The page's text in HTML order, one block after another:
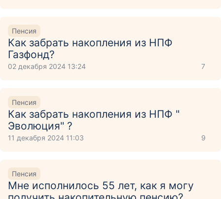
Пенсия
Как забрать накопления из НПФ
Газфонд?
02 декабря 2024 13:24 7
Пенсия
Как забрать накопления из НПФ "
Эволюция" ?
11 декабря 2024 11:03 9
Пенсия
Мне исполнилось 55 лет, как я могу